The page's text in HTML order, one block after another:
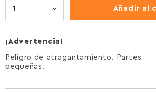
Añadir al
¡Advertencia!
Peligro de atragantamiento. Partes
pequeñas.